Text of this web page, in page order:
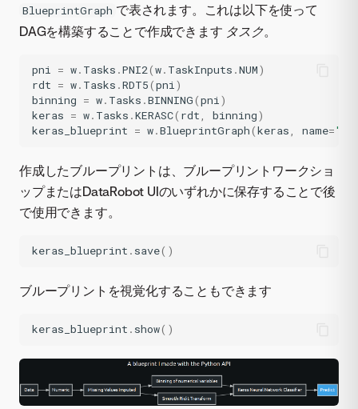
BlueprintGraph で表されます。これは以下を使って
DAGを構築することで作成できます タスク。
pni = w. Tasks .PNI2(w. TaskInputs .NUM)
rdt = w. Tasks .RDT5(pni)
binning = w. Tasks .BINNING(pni)
keras = w. Tasks .KERASC( rdt, binning)
keras_blueprint = w.BlueprintGraph(keras, name='A
作成したブループリントは、ブループリントワークショ
ップまたはDataRobot UIのいずれかに保存することで後
で使用できます。
keras_blueprint . save()
ブループリントを視覚化することもできます
keras_blueprint . show()